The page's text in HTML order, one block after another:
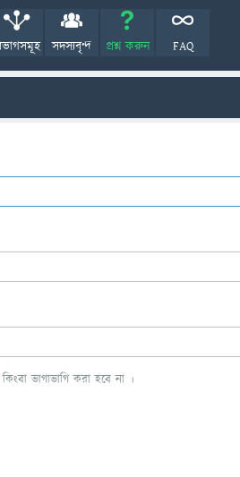
সদস্যবৃন্দ প্রশ্ন করুন FAQ
ভাগাভাগি করা হবে না ।